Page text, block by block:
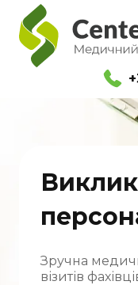
Зручна
візитів